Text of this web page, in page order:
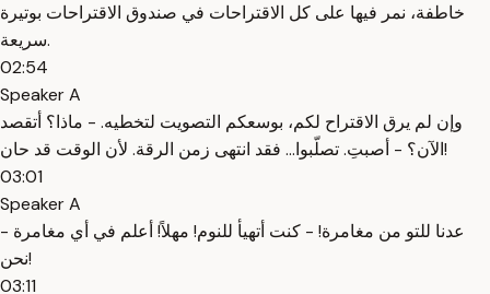
خاطفة، نمر فيها على كل الاقتراحات في صندوق الاقتراحات بوتيرة
سريعة.
02:54
Speaker A
وإن لم يرق الاقتراح لكم، بوسعكم التصويت لتخطيه. - ماذا؟ أتقصد
الآن؟ - أصبتِ. تصلّبوا… فقد انتهى زمن الرقة. لأن الوقت قد حان!
03:01
Speaker A
- عدنا للتو من مغامرة! - كنت أتهيأ للنوم! مهلاً! أعلم في أي مغامرة
نحن!
03:11